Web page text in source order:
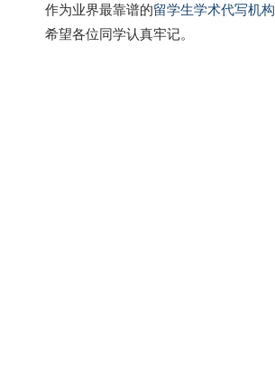
作为业界最靠谱的留学生学术代写机构
希望各位同学认真牢记。